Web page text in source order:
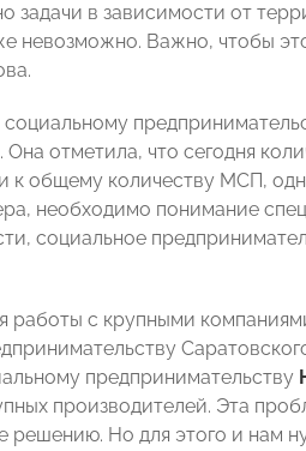
задачи в зависимости от
невозможно. Важно, чтобы
. Она отметила, что сегодня
к общему количеству МСП,
необходимо понимание
социальное
работы с крупными
предпринимательству
производителей. Эта
решению. Но для этого и нам